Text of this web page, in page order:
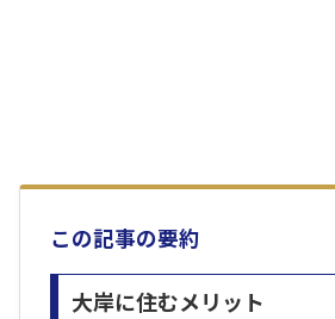
この記事の要約
大岸に住むメリット